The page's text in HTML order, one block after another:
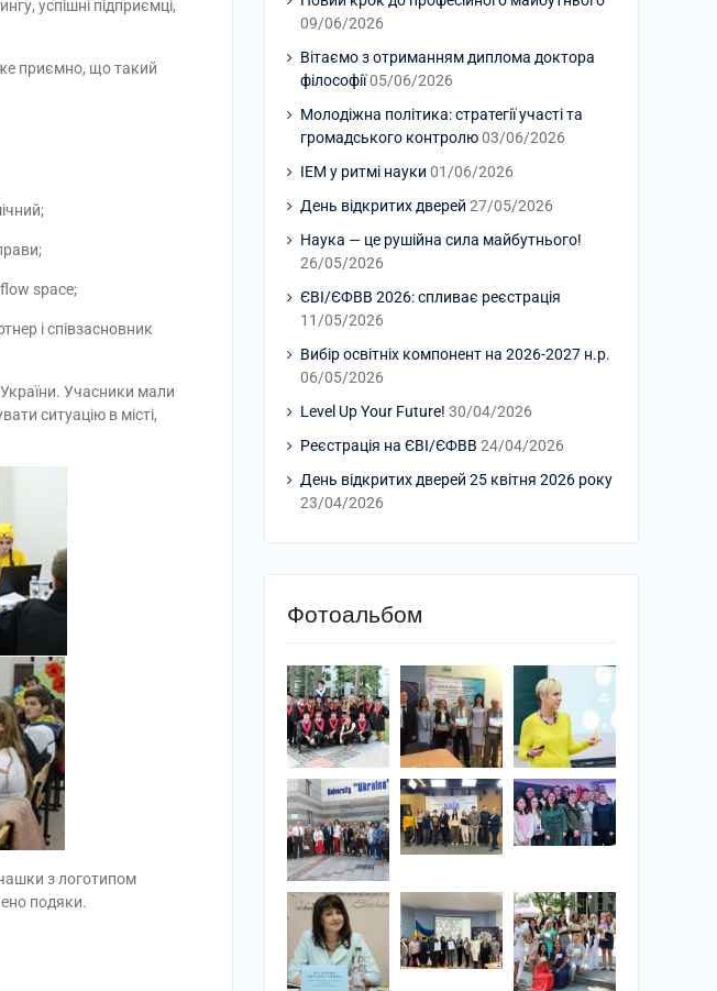
успішні підприємці,
приємно, що такий
space;
і співзасновник
Учасники мали
ситуацію в місті,
з логотипом
подяки.
09/06/2026
Вітаємо з отриманням диплома доктора
філософії05/06/2026
Молодіжна політика: стратегії участі та
громадського контролю03/06/2026
ІЕМ у ритмі науки 01/06/2026
День відкритих дверей 27/05/2026
Наука — це рушійна сила майбутнього!
26/05/2026
ЄВІ/ЄФВВ 2026: спливає реєстрація
11/05/2026
Вибір освітніх компонент на 2026-2027 н.р.
06/05/2026
Level Up Your Future! 30/04/2026
Реєстрація на ЄВІ/ЄФВВ 24/04/2026
День відкритих дверей 25 квітня 2026 року
23/04/2026
Фотоальбом